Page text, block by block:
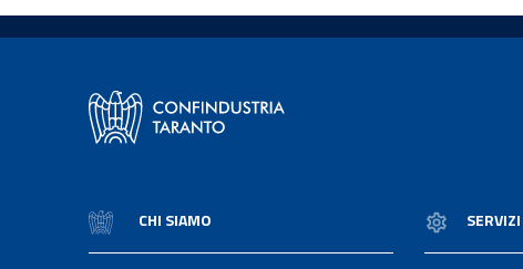
CHI SIAMO SERVIZI